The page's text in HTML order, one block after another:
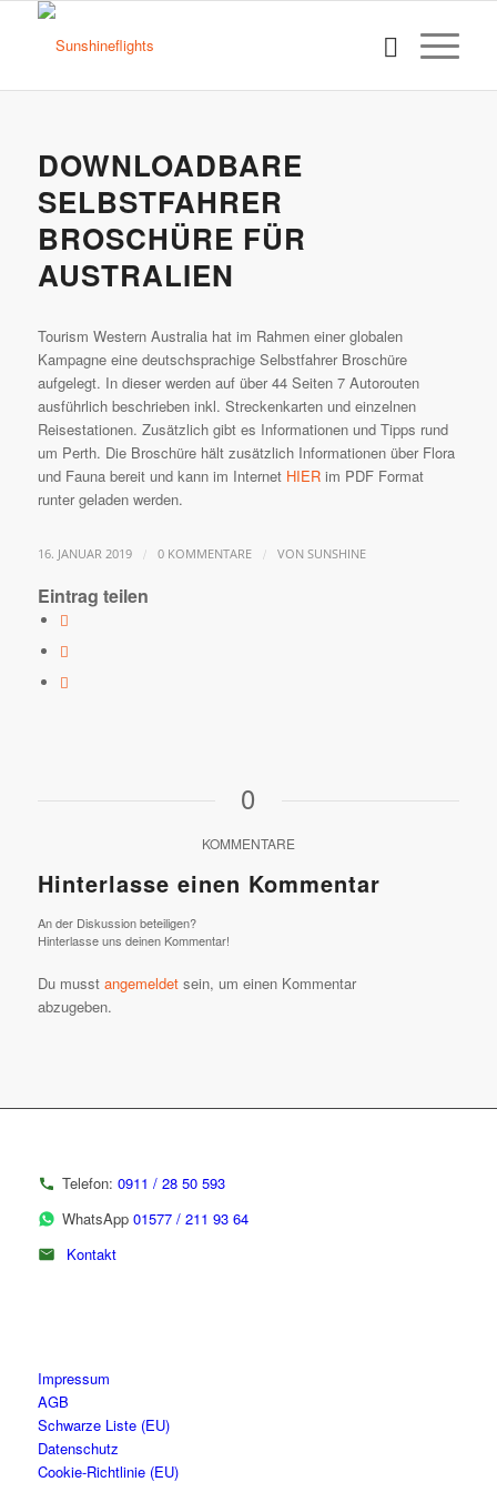
DOWNLOADBARE
SELBSTFAHRER
BROSCHÜRE FÜR
AUSTRALIEN
Tourism Western Australia hat im Rahmen einer globalen
Kampagne eine deutschsprachige Selbstfahrer Broschüre
aufgelegt. In dieser werden auf über 44 Seiten 7 Autorouten
ausführlich beschrieben inkl. Streckenkarten und einzelnen
Reisestationen. Zusätzlich gibt es Informationen und Tipps rund
um Perth. Die Broschüre hält zusätzlich Informationen über Flora
und Fauna bereit und kann im Internet HIERim PDF Format
runter geladen werden.
16. JANUAR 2019 / 0 KOMMENTARE / VON SUNSHINE
Eintrag teilen
0
KOMMENTARE
Hinterlasse einen Kommentar
An der Diskussion beteiligen?
Hinterlasse uns deinen Kommentar!
Du musst angemeldetsein, um einen Kommentar
abzugeben.
Telefon: 0911 / 28 50 593
WhatsApp 01577 / 211 93 64
Kontakt
Impressum
AGB
Schwarze Liste (EU)
Datenschutz
Cookie-Richtlinie (EU)